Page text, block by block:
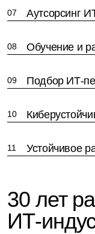
07 Аутсорсинг
08 Обучение и
09 Подбор ИТ-
10
11 Устойчивое
30 лет
ИТ-